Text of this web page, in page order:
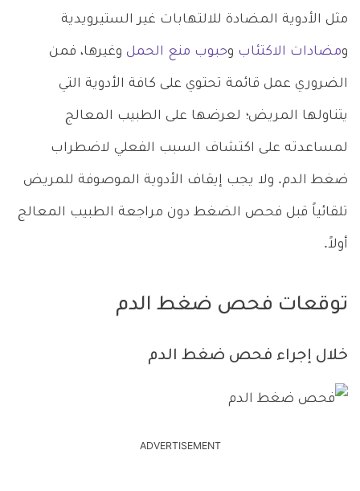
مثل الأدوية المضادة للالتهابات غير الستيرويدية
ومضادات الاكتئاب وحبوب منع الحمل وغيرها، فمن
الضروري عمل قائمة تحتوي على كافة الأدوية التي
يتناولها المريض؛ لعرضها على الطبيب المعالج
لمساعدته على اكتشاف السبب الفعلي لاضطراب
ضغط الدم. ولا يجب إيقاف الأدوية الموصوفة للمريض
تلقائياً قبل فحص الضغط دون مراجعة الطبيب المعالج
أولاً.
توقعات فحص ضغط الدم
خلال إجراء فحص ضغط الدم
ADVERTISEMENT